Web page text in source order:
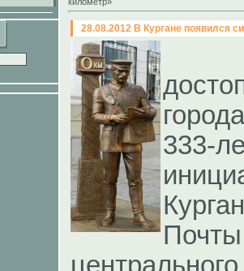
28.08.2012 В Кургане появился
333-